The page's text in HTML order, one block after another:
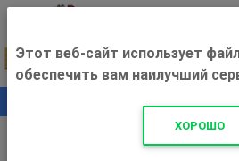
+500 ₽
Внимание! С 3 августа
Этот веб-сайт использует
обеспечить вам наилучший
ХОРОШО